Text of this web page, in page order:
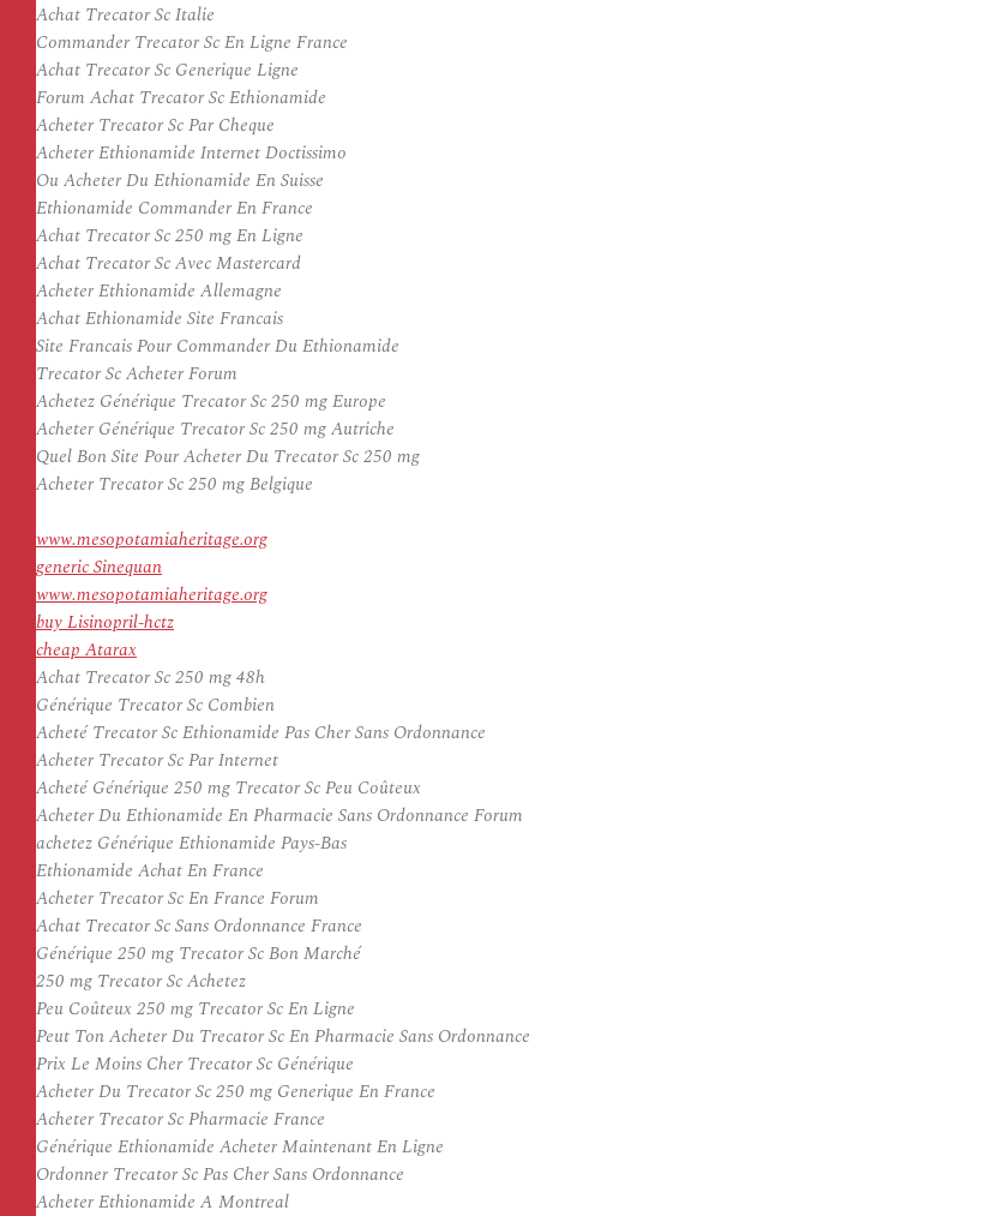
Achat Trecator Sc Italie
Commander Trecator Sc En Ligne France
Achat Trecator Sc Generique Ligne
Forum Achat Trecator Sc Ethionamide
Acheter Trecator Sc Par Cheque
Acheter Ethionamide Internet Doctissimo
Ou Acheter Du Ethionamide En Suisse
Ethionamide Commander En France
Achat Trecator Sc 250 mg En Ligne
Achat Trecator Sc Avec Mastercard
Acheter Ethionamide Allemagne
Achat Ethionamide Site Francais
Site Francais Pour Commander Du Ethionamide
Trecator Sc Acheter Forum
Achetez Générique Trecator Sc 250 mg Europe
Acheter Générique Trecator Sc 250 mg Autriche
Quel Bon Site Pour Acheter Du Trecator Sc 250 mg
Acheter Trecator Sc 250 mg Belgique
www.mesopotamiaheritage.org
generic Sinequan
www.mesopotamiaheritage.org
buy Lisinopril-hctz
cheap Atarax
Achat Trecator Sc 250 mg 48h
Générique Trecator Sc Combien
Acheté Trecator Sc Ethionamide Pas Cher Sans Ordonnance
Acheter Trecator Sc Par Internet
Acheté Générique 250 mg Trecator Sc Peu Coûteux
Acheter Du Ethionamide En Pharmacie Sans Ordonnance Forum
achetez Générique Ethionamide Pays-Bas
Ethionamide Achat En France
Acheter Trecator Sc En France Forum
Achat Trecator Sc Sans Ordonnance France
Générique 250 mg Trecator Sc Bon Marché
250 mg Trecator Sc Achetez
Peu Coûteux 250 mg Trecator Sc En Ligne
Peut Ton Acheter Du Trecator Sc En Pharmacie Sans Ordonnance
Prix Le Moins Cher Trecator Sc Générique
Acheter Du Trecator Sc 250 mg Generique En France
Acheter Trecator Sc Pharmacie France
Générique Ethionamide Acheter Maintenant En Ligne
Ordonner Trecator Sc Pas Cher Sans Ordonnance
Acheter Ethionamide A Montreal